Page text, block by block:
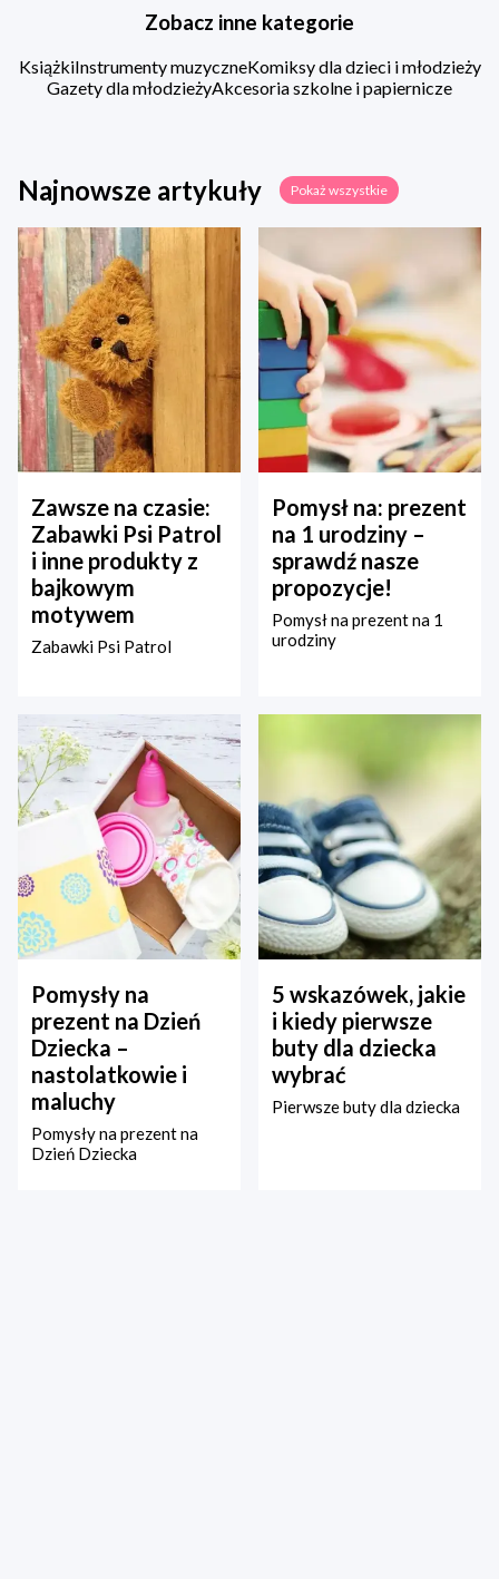
Zobacz inne kategorie
KsiążkiInstrumenty muzyczneKomiksy dla dzieci i młodzieży
Gazety dla młodzieżyAkcesoria szkolne i papiernicze
Najnowsze artykuły Pokaż wszystkie
Zawsze na czasie:
Zabawki Psi Patrol
i inne produkty z
bajkowym
motywem
Zabawki Psi Patrol
Pomysł na: prezent
na 1 urodziny –
sprawdź nasze
propozycje!
Pomysł na prezent na 1
urodziny
Pomysły na
prezent na Dzień
Dziecka –
nastolatkowie i
maluchy
Pomysły na prezent na
Dzień Dziecka
5 wskazówek, jakie
i kiedy pierwsze
buty dla dziecka
wybrać
Pierwsze buty dla dziecka